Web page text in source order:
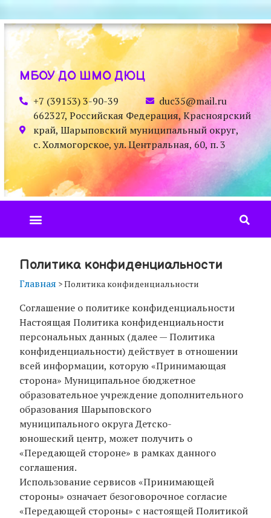
МБОУ ДО ШМО ДЮЦ
+7 (39153) 3-90-39
duc35@mail.ru
662327, Российская Федерация, Красноярский
край, Шарыповский муниципальный округ,
с. Холмогорское, ул. Центральная, 60, п. 3
Политика конфиденциальности
Главная >Политика конфиденциальности
Соглашение о политике конфиденциальности
Настоящая Политика конфиденциальности
персональных данных (далее — Политика
конфиденциальности) действует в отношении
всей информации, которую «Принимающая
сторона» Муниципальное бюджетное
образовательное учреждение дополнительного
образования Шарыповского
муниципального округа Детско-
юношеский центр, может получить о
«Передающей стороне» в рамках данного
соглашения.
Использование сервисов «Принимающей
стороны» означает безоговорочное согласие
«Передающей стороны» с настоящей Политикой